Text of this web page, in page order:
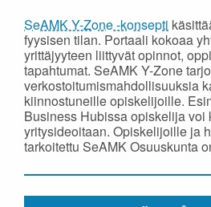
SeAMK Y-Zone -konsepti
fyysisen tilan. Portaali kokoaa
yrittäjyyteen liittyvät opinnot,
tapahtumat. SeAMK Y-Zone
verkostoitumismahdollisuuksia
kiinnostuneille opiskelijoille.
Business Hubissa opiskelija voi
yritysideoitaan. Opiskelijoille ja
tarkoitettu SeAMK Osuuskunta